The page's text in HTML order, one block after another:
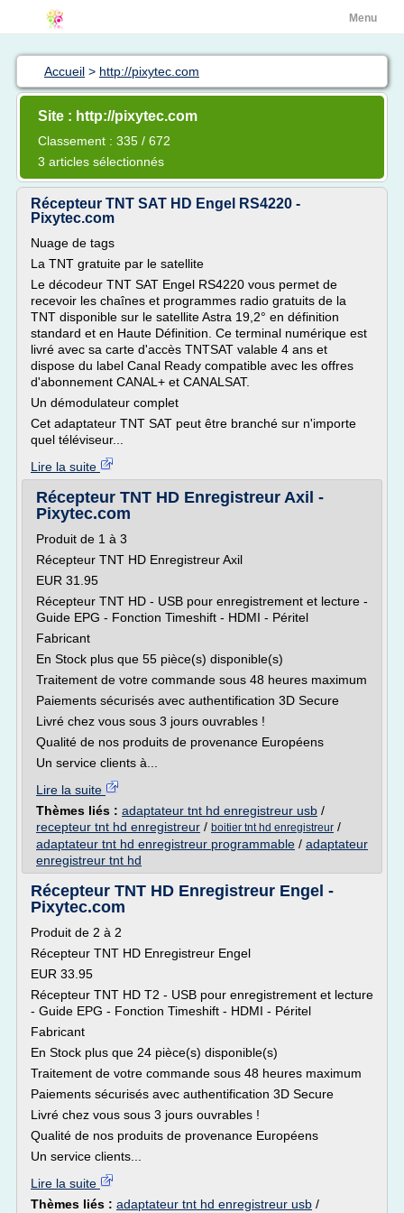
Menu
Accueil > http://pixytec.com
Site : http://pixytec.com
Classement : 335 / 672
3 articles sélectionnés
Récepteur TNT SAT HD Engel RS4220 -
Pixytec.com
Nuage de tags
La TNT gratuite par le satellite
Le décodeur TNT SAT Engel RS4220 vous permet de
recevoir les chaînes et programmes radio gratuits de la
TNT disponible sur le satellite Astra 19,2° en définition
standard et en Haute Définition. Ce terminal numérique est
livré avec sa carte d'accès TNTSAT valable 4 ans et
dispose du label Canal Ready compatible avec les offres
d'abonnement CANAL+ et CANALSAT.
Un démodulateur complet
Cet adaptateur TNT SAT peut être branché sur n'importe
quel téléviseur...
Lire la suite
Récepteur TNT HD Enregistreur Axil -
Pixytec.com
Produit de 1 à 3
Récepteur TNT HD Enregistreur Axil
EUR 31.95
Récepteur TNT HD - USB pour enregistrement et lecture -
Guide EPG - Fonction Timeshift - HDMI - Péritel
Fabricant
En Stock plus que 55 pièce(s) disponible(s)
Traitement de votre commande sous 48 heures maximum
Paiements sécurisés avec authentification 3D Secure
Livré chez vous sous 3 jours ouvrables !
Qualité de nos produits de provenance Européens
Un service clients à...
Lire la suite
Thèmes liés : adaptateur tnt hd enregistreur usb /
recepteur tnt hd enregistreur / boitier tnt hd enregistreur /
adaptateur tnt hd enregistreur programmable / adaptateur
enregistreur tnt hd
Récepteur TNT HD Enregistreur Engel -
Pixytec.com
Produit de 2 à 2
Récepteur TNT HD Enregistreur Engel
EUR 33.95
Récepteur TNT HD T2 - USB pour enregistrement et lecture
- Guide EPG - Fonction Timeshift - HDMI - Péritel
Fabricant
En Stock plus que 24 pièce(s) disponible(s)
Traitement de votre commande sous 48 heures maximum
Paiements sécurisés avec authentification 3D Secure
Livré chez vous sous 3 jours ouvrables !
Qualité de nos produits de provenance Européens
Un service clients...
Lire la suite
Thèmes liés : adaptateur tnt hd enregistreur usb /